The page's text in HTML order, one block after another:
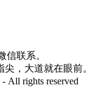
信联系。
，大道就在眼前。
- All rights reserved